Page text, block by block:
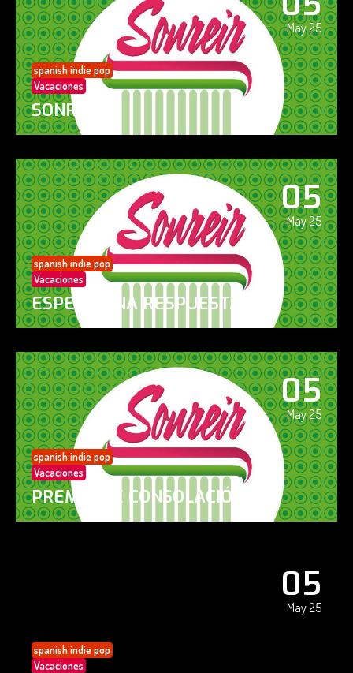
May 25
spanish indie pop
Vacaciones
SONREÍR
05
May 25
spanish indie pop
Vacaciones
ESPERO UNA RESPUESTA
05
May 25
spanish indie pop
Vacaciones
PREMIO DE CONSOLACIÓN
05
May 25
spanish indie pop
Vacaciones